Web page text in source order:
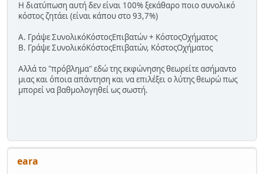
Η διατύπωση αυτή δεν είναι 100% ξεκάθαρο ποιο συνολικό
κόστος ζητάει (είναι κάπου στο 93,7%)
Α. Γράψε ΣυνολικόΚόστοςΕπιβατών + ΚόστοςΟχήματος
Β. Γράψε ΣυνολικόΚόστοςΕπιβατών, ΚόστοςΟχήματος
Αλλά το "πρόβλημα" εδώ της εκφώνησης θεωρείτε ασήμαντο
μιας και όποια απάντηση και να επιλέξει ο λύτης θεωρώ πως
μπορεί να βαθμολογηθεί ως σωστή.
eara